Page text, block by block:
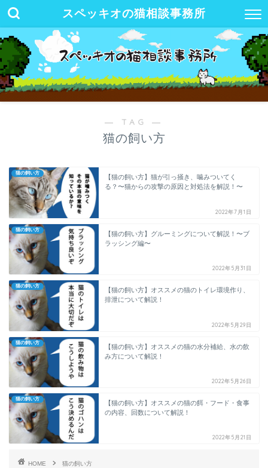
スペッキオの猫相談事務所
― TAG ―
猫の飼い方
猫の飼い方
【猫の飼い方】猫が引っ掻き、噛みついてく
る？〜猫からの攻撃の原因と対処法を解説！〜
2022年7月1日
猫の飼い方
【猫の飼い方】グルーミングについて解説！〜ブ
ラッシング編〜
2022年5月31日
猫の飼い方
【猫の飼い方】オススメの猫のトイレ環境作り、
排泄について解説！
2022年5月29日
猫の飼い方
【猫の飼い方】オススメの猫の水分補給、水の飲
み方について解説！
2022年5月26日
猫の飼い方
【猫の飼い方】オススメの猫の餌・フード・食事
の内容、回数について解説！
2022年5月21日
HOME 猫の飼い方